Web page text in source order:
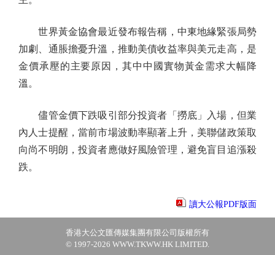
世界黃金協會最近發布報告稱，中東地緣緊張局勢
加劇、通脹擔憂升溫，推動美債收益率與美元走高，是
金價承壓的主要原因，其中中國實物黃金需求大幅降
溫。
儘管金價下跌吸引部分投資者「撈底」入場，但業
內人士提醒，當前市場波動率顯著上升，美聯儲政策取
向尚不明朗，投資者應做好風險管理，避免盲目追漲殺
跌。
讀大公報PDF版面
香港大公文匯傳媒集團有限公司版權所有
© 1997-2026 WWW.TKWW.HK LIMITED.